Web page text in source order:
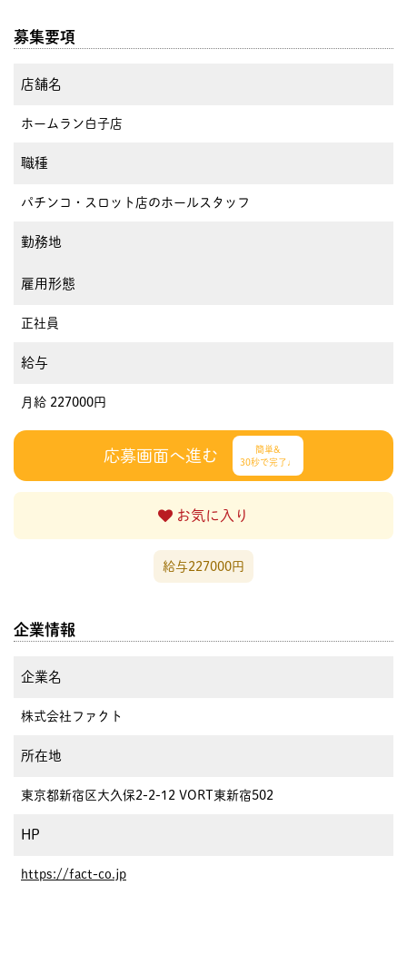
募集要項
店舗名
ホームラン白子店
職種
パチンコ・スロット店のホールスタッフ
勤務地
雇用形態
正社員
給与
月給 227000円
応募画面へ進む
簡単&
30秒で完了♩
お気に入り
給与227000円
企業情報
企業名
株式会社ファクト
所在地
東京都新宿区大久保2-2-12 VORT東新宿502
HP
https://fact-co.jp